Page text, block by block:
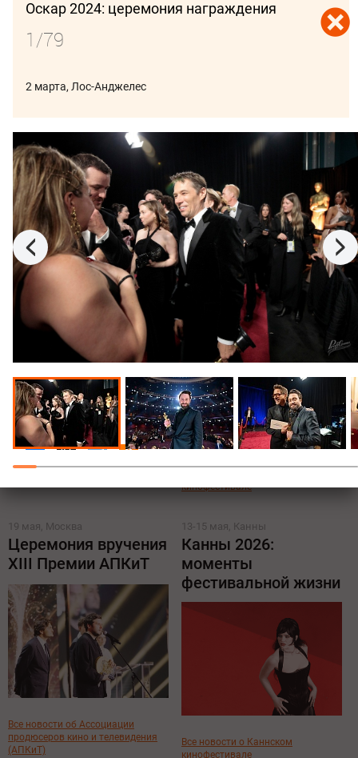
ПОДПИСАТЬСЯ
В ФОКУСЕ: ВЕНЕЦИЯ 2026 СПБМКФ 2026
ПИТЧИНГИ
КИНОБИЗНЕС
26 мая, Москва, отель Artcourt
Белый слон 2025:
награждение
лауреатов
23 мая 2026 года, Канны
Канны 2026:
церемония
награждения
кинофестивале
19 мая, Москва
Церемония вручения
XIII Премии АПКиТ
Все новости об Ассоциации
продюсеров кино и телевидения
(АПКиТ)
13-15 мая, Канны
Канны 2026:
моменты
фестивальной жизни
Все новости о Каннском
кинофестивале
Оскар 2024: церемония награждения
1/79
2 марта, Лос-Анджелес
Поделиться: